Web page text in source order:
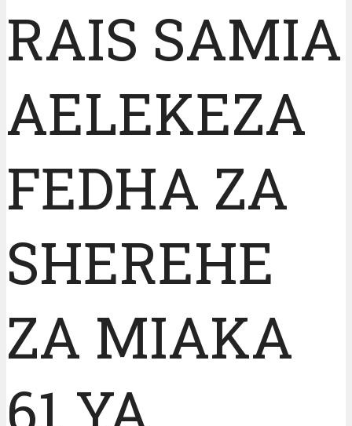
RAIS SAMIA
AELEKEZA
FEDHA ZA
SHEREHE
ZA MIAKA